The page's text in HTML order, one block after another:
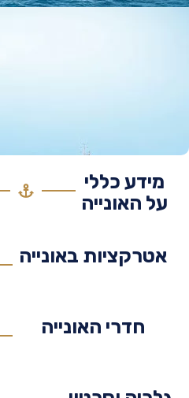
כללי
האונייה
באונייה
חדרי האונייה